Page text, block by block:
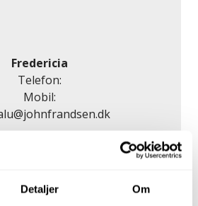
Detaljer Om
Fredericia
Telefon:
Mobil:
22, Høll,